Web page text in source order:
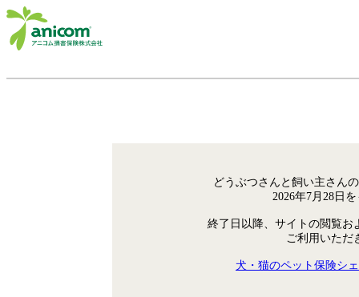
どうぶつさんと飼い主さん
2026年7月28日
終了日以降、サイトの閲覧お
ご利用いただ
犬・猫のペット保険シ